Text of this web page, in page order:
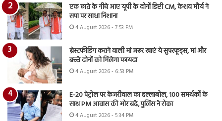
एक छाते के नीचे आए यूपी के दोनों डिप्टी CM, केशव मौर्य ने
सपा पर साधा निशाना
4 August 2026 - 7:53 PM
ब्रेस्टफीडिंग कराने वाली मां जरूर खाएं ये सुपरफूड्स, मां और
बच्चे दोनों को मिलेगा फायदा
4 August 2026 - 6:53 PM
E-20 पेट्रोल पर केजरीवाल का हल्लाबोल, 100 समर्थकों के
साथ PM आवास की ओर बढ़े, पुलिस ने रोका
4 August 2026 - 5:34 PM